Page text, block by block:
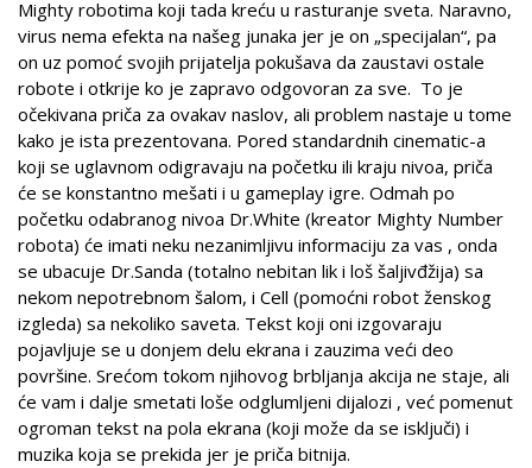
Mighty robotima koji tada kreću u rasturanje sveta. Naravno,
virus nema efekta na našeg junaka jer je on „specijalan“, pa
on uz pomoć svojih prijatelja pokušava da zaustavi ostale
robote i otkrije ko je zapravo odgovoran za sve. To je
očekivana priča za ovakav naslov, ali problem nastaje u tome
kako je ista prezentovana. Pored standardnih cinematic-a
koji se uglavnom odigravaju na početku ili kraju nivoa, priča
će se konstantno mešati i u gameplay igre. Odmah po
početku odabranog nivoa Dr.White (kreator Mighty Number
robota) će imati neku nezanimljivu informaciju za vas , onda
se ubacuje Dr.Sanda (totalno nebitan lik i loš šaljivđžija) sa
nekom nepotrebnom šalom, i Cell (pomoćni robot ženskog
izgleda) sa nekoliko saveta. Tekst koji oni izgovaraju
pojavljuje se u donjem delu ekrana i zauzima veći deo
površine. Srećom tokom njihovog brbljanja akcija ne staje, ali
će vam i dalje smetati loše odglumljeni dijalozi , već pomenut
ogroman tekst na pola ekrana (koji može da se isključi) i
muzika koja se prekida jer je priča bitnija.